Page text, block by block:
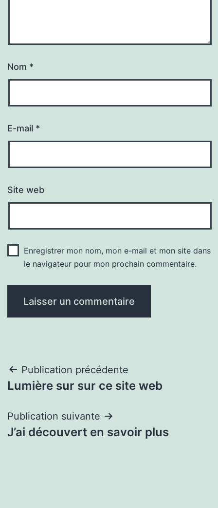
Nom *
E-mail *
Site web
Enregistrer mon nom, mon e-mail et mon site dans
le navigateur pour mon prochain commentaire.
Navigation
de
l’article
Publication précédente
Lumière sur sur ce site web
Publication suivante
J’ai découvert en savoir plus